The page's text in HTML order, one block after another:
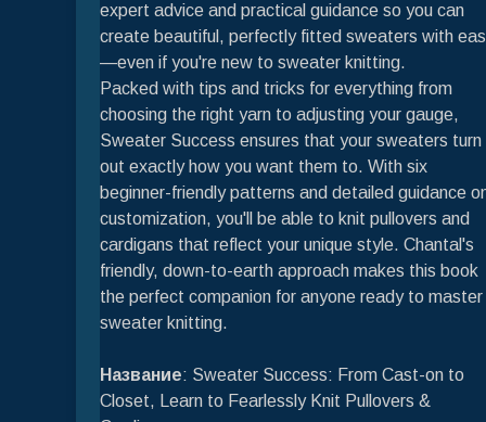
expert advice and practical guidance so you can
create beautiful, perfectly fitted sweaters with
—even if you're new to sweater knitting.
Packed with tips and tricks for everything from
choosing the right yarn to adjusting your gauge,
Sweater Success ensures that your sweaters turn
out exactly how you want them to. With six
beginner-friendly patterns and detailed guidance
customization, you'll be able to knit pullovers and
cardigans that reflect your unique style. Chantal's
friendly, down-to-earth approach makes this book
the perfect companion for anyone ready to master
sweater knitting.
Название: Sweater Success: From Cast-on to
Closet, Learn to Fearlessly Knit Pullovers &